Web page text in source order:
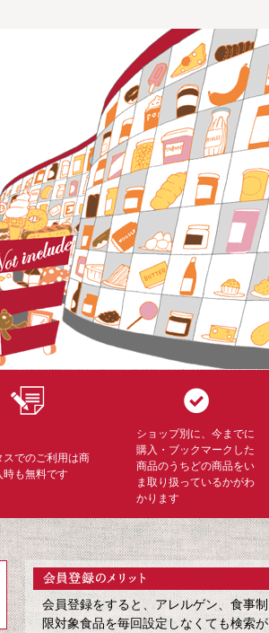
スでのご利用は商
時も無料です
ショップ別に、今までに
購入・ブックマークした
商品のうちどの商品をい
ま取り扱っているかがわ
かります
会員登録をすると、アレルゲン、食事制
限対象食品を毎回設定しなくても検索が